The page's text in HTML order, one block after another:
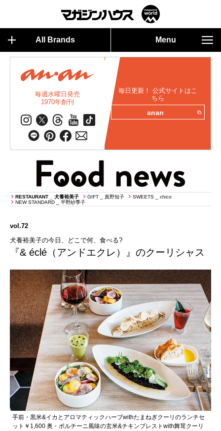
All Brands Menu
毎週水曜日発売
1970年創刊
毎日更新！ 公式サイトはこ
ちら
anan
RESTAURANT _ 犬養裕美子 GIFT _ 真野知子
SWEETS _ chico
NEW STANDARD _ 平野紗季子
vol.72
犬養裕美子の今日、どこで何、食べる?
『& éclé（アンドエクレ）』のクーリシャス
手前・黒米&イカとアロマティックハーブwithたまねぎクーリのランチセ
ット￥1,600 奥・ポルチーニ風味の玄米&チキンブレストwith舞茸クーリ